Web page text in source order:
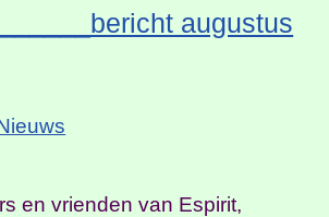
augustus
en vrienden van Espirit,